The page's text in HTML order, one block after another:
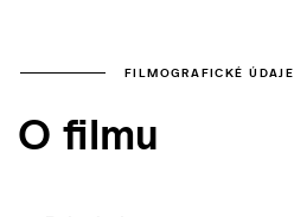
FILMOGRAFICKÉ ÚDAJE
O filmu